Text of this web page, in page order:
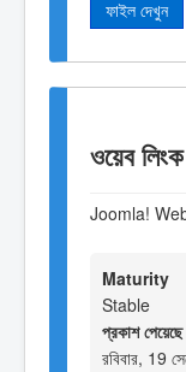
ফাইল দেখুন
ওয়েব
Joomla!
Maturity
Stable
প্রকাশ পেয়েছে
রবিবার, 19